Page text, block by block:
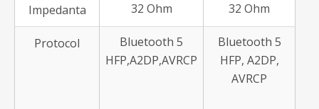
Impedanta 32 Ohm 32 Ohm
Protocol
Bluetooth 5
HFP,A2DP,AVRCP
Bluetooth 5
HFP, A2DP,
AVRCP